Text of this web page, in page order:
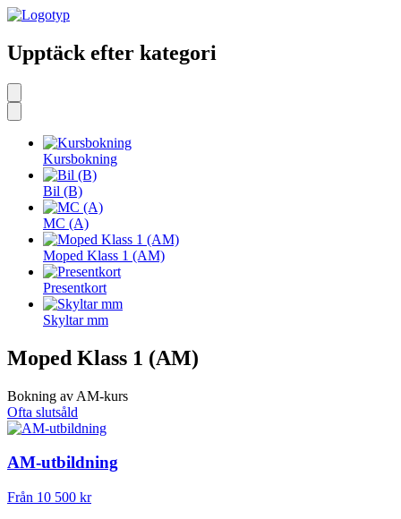
Upptäck efter kategori
Kursbokning
Bil (B)
MC (A)
Moped Klass 1 (AM)
Presentkort
Skyltar mm
Moped Klass 1 (AM)
Bokning av AM-kurs
Ofta slutsåld
AM-utbildning
Från 10 500 kr